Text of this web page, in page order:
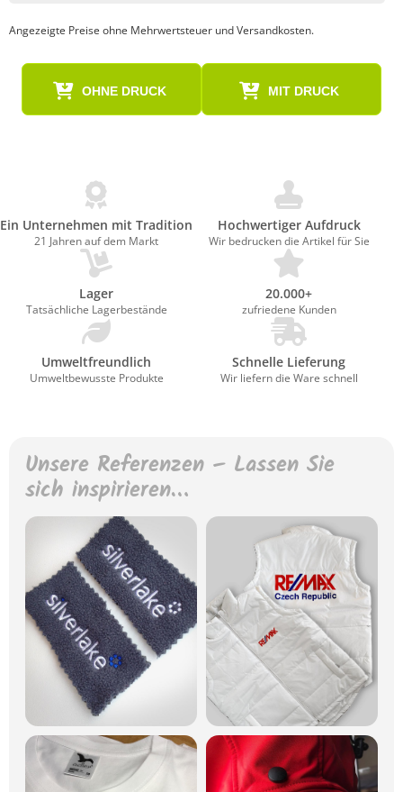
Angezeigte Preise ohne Mehrwertsteuer und Versandkosten.
OHNE DRUCK MIT DRUCK
Ein Unternehmen mit Tradition
21 Jahren auf dem Markt
Hochwertiger Aufdruck
Wir bedrucken die Artikel für Sie
Lager
Tatsächliche Lagerbestände
20.000+
zufriedene Kunden
Umweltfreundlich
Umweltbewusste Produkte
Schnelle Lieferung
Wir liefern die Ware schnell
Unsere Referenzen – Lassen Sie
sich inspirieren…